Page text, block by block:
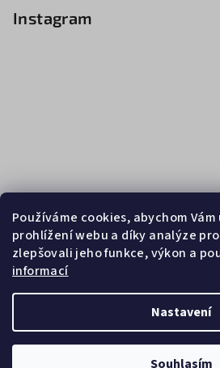
Používáme cookies, abychom
prohlížení webu a díky analýze
zlepšovali jeho funkce, výkon a
informací
Nastavení
Souhlasím
Instagram
Sledovat na Instagramu